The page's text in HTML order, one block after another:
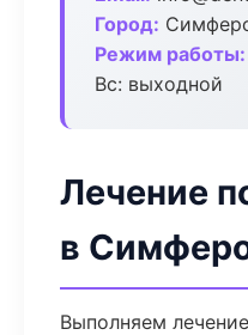
Город:
Режим работы:
Вс: выходной
Лечение
в
Выполняем